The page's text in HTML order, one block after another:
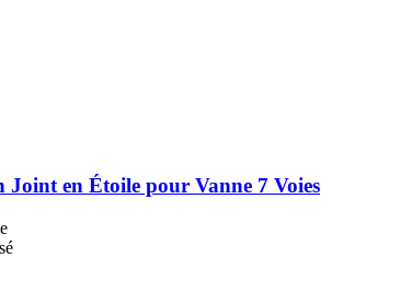
Joint en Étoile pour Vanne 7 Voies